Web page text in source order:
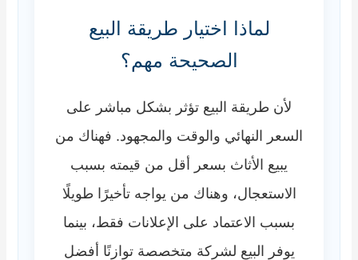
لماذا اختيار طريقة البيع
الصحيحة مهم؟
لأن طريقة البيع تؤثر بشكل مباشر على
السعر النهائي والوقت والمجهود. فهناك من
يبيع الأثاث بسعر أقل من قيمته بسبب
الاستعجال، وهناك من يواجه تأخيرًا طويلًا
بسبب الاعتماد على الإعلانات فقط، بينما
يوفر البيع لشركة متخصصة توازنًا أفضل